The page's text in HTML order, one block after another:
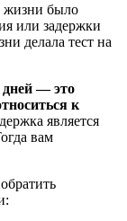
жизни было
или задержки
делала тест на
дней — это
к
является
вам